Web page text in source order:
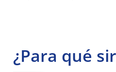
¿Para qué